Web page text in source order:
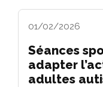
01/02/2026
Séances
adapter
adultes